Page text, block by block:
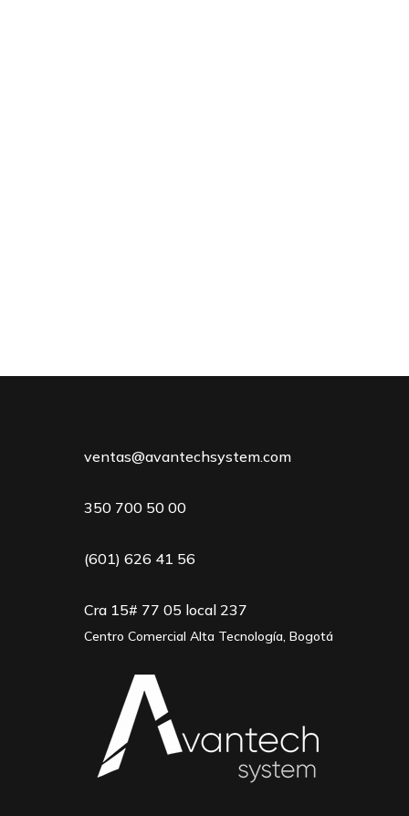
ventas@avantechsystem.com
350 700 50 00
(601) 626 41 56
Cra 15# 77 05 local 237
Centro Comercial Alta Tecnología, Bogotá